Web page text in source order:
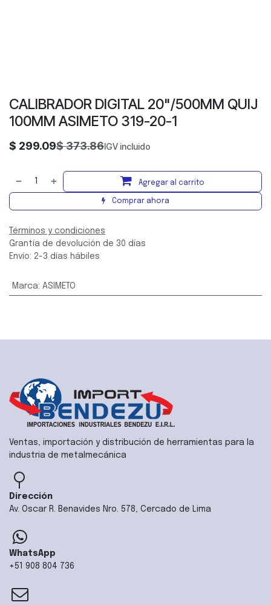
CALIBRADOR DIGITAL 20"/500MM QUIJ
100MM ASIMETO 319-20-1
$ 299.09$373.86IGV incluido
Agregar al carrito
Comprar ahora
Términos y condiciones
Grantía de devolución de 30 días
Envío: 2-3 días hábiles
Marca: ASIMETO
Ventas, importación y distribución de herramientas para la
industria de metalmecánica
Dirección
Av. Oscar R. Benavides Nro. 578, Cercado de Lima
WhatsApp
+51 908 804 736